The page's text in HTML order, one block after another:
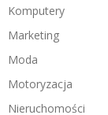
Komputery
Marketing
Moda
Motoryzacja
Nieruchomości